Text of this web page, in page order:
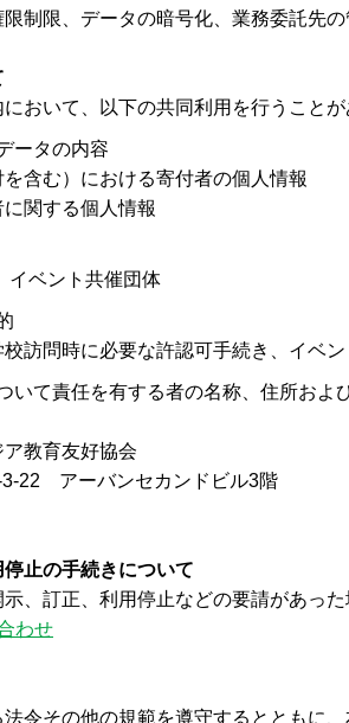
制限、データの暗号化、業務委託先
おいて、以下の共同利用を行うことが
ータの内容
含む）における寄付者の個人情報
関する個人情報
イベント共催団体
訪問時に必要な許認可手続き、イベ
いて責任を有する者の名称、住所およ
教育友好協会
3-22 アーバンセカンドビル3階
止の手続きについて
、訂正、利用停止などの要請があっ
わせ
令その他の規範を遵守するとともに